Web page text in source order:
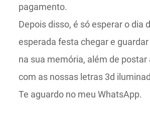
pagamento.
Depois disso, é só esperar o dia
esperada festa chegar e
na sua memória, além de
com as nossas letras 3d
Te aguardo no meu WhatsApp.